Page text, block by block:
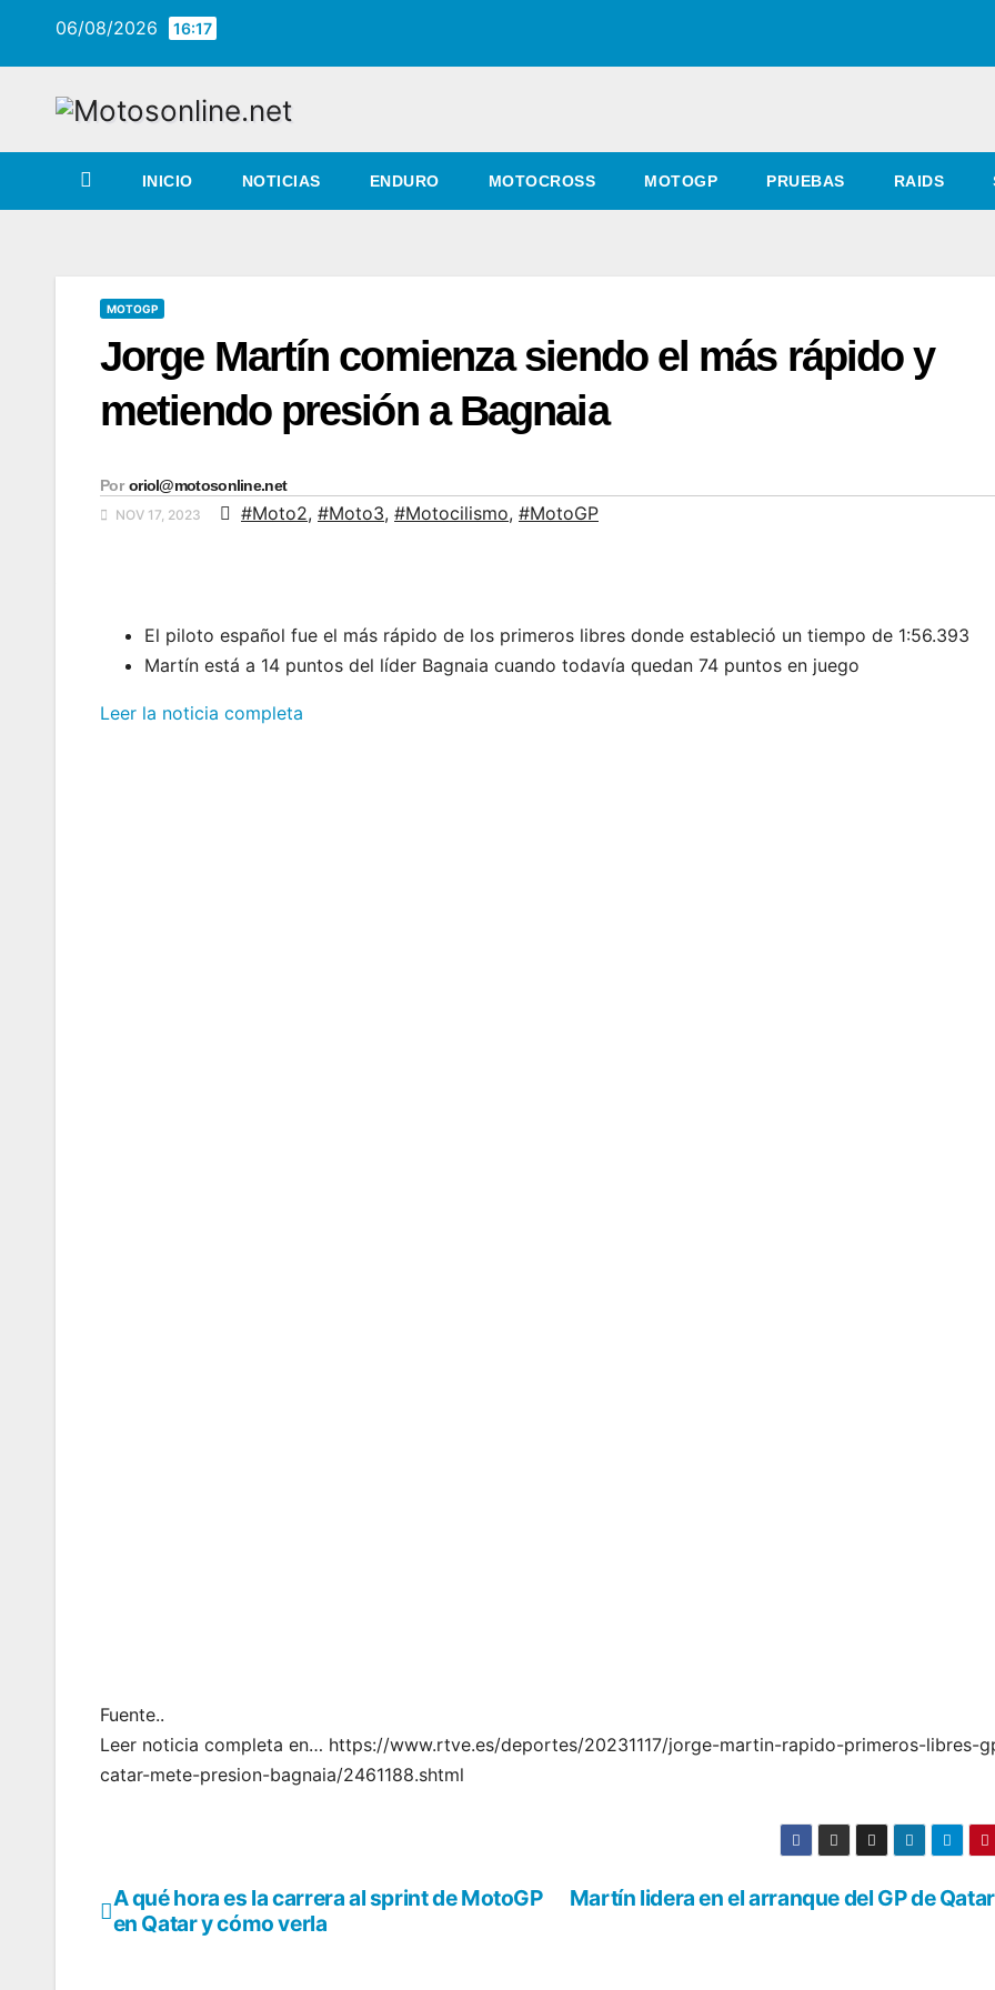
06/08/2026 16:17
INICIO NOTICIAS ENDURO MOTOCROSS MOTOGP PRUEBAS RAIDS
MOTOGP
Jorge Martín comienza siendo el más rápido y
metiendo presión a Bagnaia
Por oriol@motosonline.net
NOV 17, 2023 #Moto2, #Moto3, #Motocilismo, #MotoGP
El piloto español fue el más rápido de los primeros libres donde estableció un tiempo de 1:56.393
Martín está a 14 puntos del líder Bagnaia cuando todavía quedan 74 puntos en juego
Leer la noticia completa
Fuente..
Leer noticia completa en… https://www.rtve.es/deportes/20231117/jorge-martin-rapido-primeros-libres-
catar-mete-presion-bagnaia/2461188.shtml
Navegación
Martín lidera en el arranque del GP de Qatar
A qué hora es la carrera al sprint de MotoGP
en Qatar y cómo verla